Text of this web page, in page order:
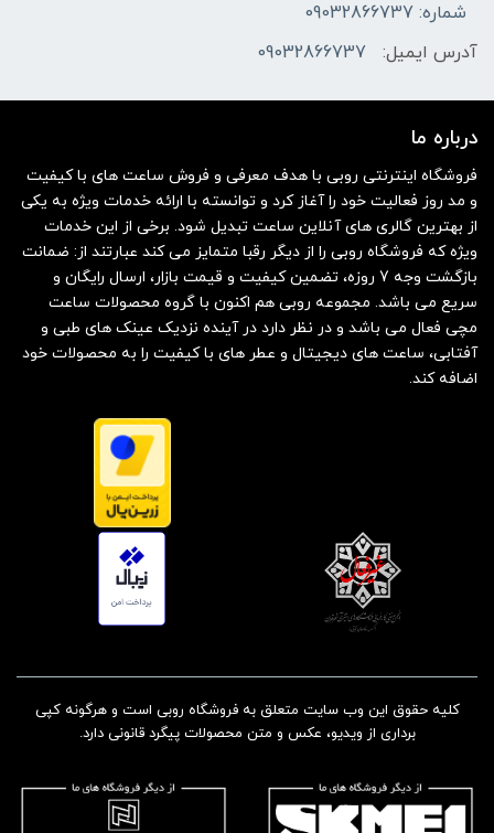
شماره: 09032866737
آدرس ایمیل:
09032866737
درباره ما
فروشگاه اینترنتی روبی با هدف معرفی و فروش ساعت های با کیفیت
و مد روز فعالیت خود را آغاز کرد و توانسته با ارائه خدمات ویژه به یکی
از بهترین گالری های آنلاین ساعت تبدیل شود. برخی از این خدمات
ویژه که فروشگاه روبی را از دیگر رقبا متمایز می کند عبارتند از: ضمانت
بازگشت وجه 7 روزه، تضمین کیفیت و قیمت بازار، ارسال رایگان و
سریع می باشد. مجموعه روبی هم اکنون با گروه محصولات ساعت
مچی فعال می باشد و در نظر دارد در آینده نزدیک عینک های طبی و
آفتابی، ساعت های دیجیتال و عطر های با کیفیت را به محصولات خود
اضافه کند.
کلیه حقوق این وب سایت متعلق به فروشگاه روبی است و هرگونه کپی
برداری از ویدیو، عکس و متن محصولات پیگرد قانونی دارد.